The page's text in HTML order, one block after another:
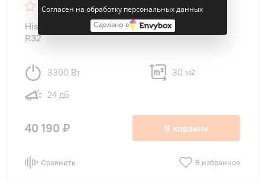
4.7 41
Hisense AS-11UW4RYDDB05 Smart DC inverter
R32
3300 Вт 30 м2
24 дБ
40 190 ₽ В корзину
Сравнить В избранное
Согласен на обработку персональных данных
Сделано в